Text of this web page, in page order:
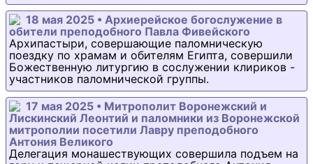
18 мая 2025 • Архиерейское богослужение в
обители преподобного Павла Фивейского
Архипастыри, совершающие паломническую
поездку по храмам и обителям Египта, совершили
Божественную литургию в сослужении клириков -
участников паломнической группы.
17 мая 2025 • Митрополит Воронежский и
Лискинский Леонтий и паломники из Воронежской
митрополии посетили Лавру преподобного
Антония Великого
Делегация монашествующих совершила подъем на